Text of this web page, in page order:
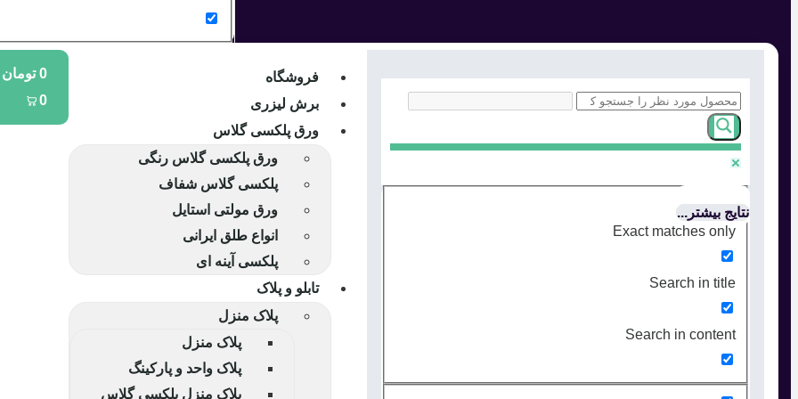
نتایج بیشتر...
Exact matches only
Search in title
Search in content
فروشگاه
برش لیزری
ورق پلکسی گلاس
ورق پلکسی گلاس رنگی
پلکسی گلاس شفاف
ورق مولتی استایل
انواع طلق ایرانی
پلکسی آینه ای
تابلو و پلاک
پلاک منزل
پلاک منزل
پلاک واحد و پارکینگ
پلاک منزل پلکسی گلاس
0 تومان
0